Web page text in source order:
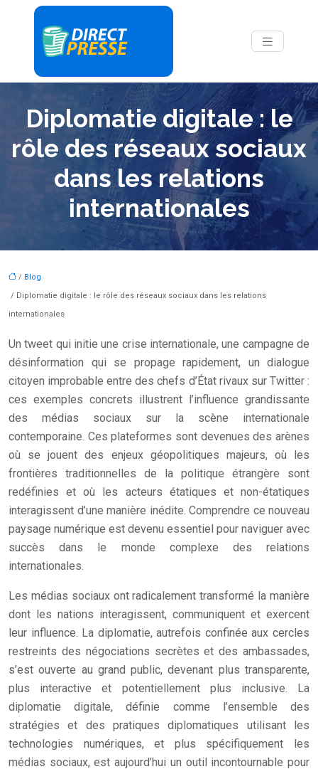
Diplomatie digitale : le
rôle des réseaux sociaux
dans les relations
internationales
/ Blog
/ Diplomatie digitale : le rôle des réseaux sociaux dans les relations
internationales
Un tweet qui initie une crise internationale, une campagne de
désinformation qui se propage rapidement, un dialogue
citoyen improbable entre des chefs d’État rivaux sur Twitter :
ces exemples concrets illustrent l’influence grandissante
des médias sociaux sur la scène internationale
contemporaine. Ces plateformes sont devenues des arènes
où se jouent des enjeux géopolitiques majeurs, où les
frontières traditionnelles de la politique étrangère sont
redéfinies et où les acteurs étatiques et non-étatiques
interagissent d’une manière inédite. Comprendre ce nouveau
paysage numérique est devenu essentiel pour naviguer avec
succès dans le monde complexe des relations
internationales.
Les médias sociaux ont radicalement transformé la manière
dont les nations interagissent, communiquent et exercent
leur influence. La diplomatie, autrefois confinée aux cercles
restreints des négociations secrètes et des ambassades,
s’est ouverte au grand public, devenant plus transparente,
plus interactive et potentiellement plus inclusive. La
diplomatie digitale, définie comme l’ensemble des
stratégies et des pratiques diplomatiques utilisant les
technologies numériques, et plus spécifiquement les
médias sociaux, est aujourd’hui un outil incontournable pour